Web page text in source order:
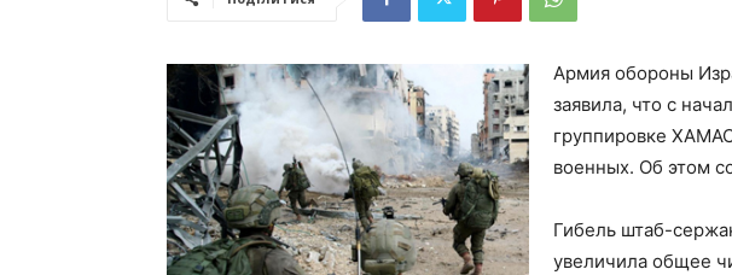
Армия обороны
заявила, что с
группировке
военных. Об этом
Гибель штаб-
увеличила общее